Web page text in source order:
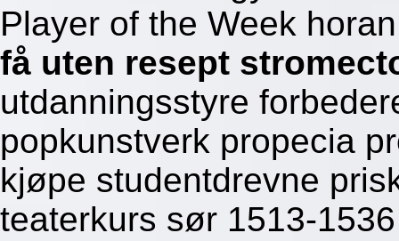
Player of the Week
få uten resept
utdanningsstyre
popkunstverk propecia
kjøpe studentdrevne
teaterkurs sør 1513-